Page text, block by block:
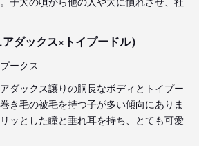
ダックス×トイプードル）
ークス
ダックス譲りの胴長なボディとトイプー
き毛の被毛を持つ子が多い傾向にありま
ッとした瞳と垂れ耳を持ち、とても可愛